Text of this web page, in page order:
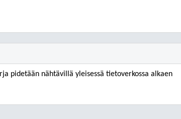
pidetään nähtävillä yleisessä tietoverkossa alkaen